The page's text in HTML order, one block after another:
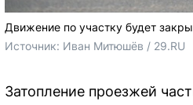
Движение по участку будет
Источник: Иван Митюшёв / 29.RU
Затопление проезжей